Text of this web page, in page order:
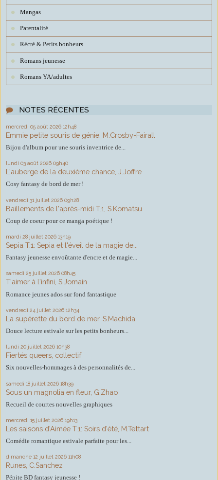
Mangas
Parentalité
Récré & Petits bonheurs
Romans jeunesse
Romans YA/adultes
NOTES RÉCENTES
mercredi 05 août 2026 12h48
Emmie petite souris de génie, M.Crosby-Fairall
Bijou d'album pour une souris inventrice de...
lundi 03 août 2026 09h40
L'auberge de la deuxième chance, J.Joffre
Cosy fantasy de bord de mer !
vendredi 31 juillet 2026 09h28
Baillements de l'après-midi T.1, S.Komatsu
Coup de coeur pour ce manga poétique !
mardi 28 juillet 2026 13h19
Sepia T.1: Sepia et l'éveil de la magie de...
Fantasy jeunesse envoûtante d'encre et de magie...
samedi 25 juillet 2026 08h45
T'aimer à l'infini, S.Jomain
Romance jeunes ados sur fond fantastique
vendredi 24 juillet 2026 12h34
La supérette du bord de mer, S.Machida
Douce lecture estivale sur les petits bonheurs...
lundi 20 juillet 2026 10h38
Fiertés queers, collectif
Six nouvelles-hommages à des personnalités de...
samedi 18 juillet 2026 18h39
Sous un magnolia en fleur, G.Zhao
Recueil de courtes nouvelles graphiques
mercredi 15 juillet 2026 19h13
Les saisons d'Aimée T.1: Soirs d'été, M.Tettart
Comédie romantique estivale parfaite pour les...
dimanche 12 juillet 2026 11h08
Runes, C.Sanchez
Pépite BD fantasy jeunesse !